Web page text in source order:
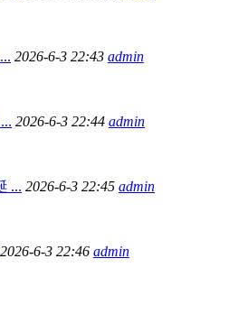
2026-6-3 22:43 admin
2026-6-3 22:44 admin
... 2026-6-3 22:45 admin
2026-6-3 22:46 admin